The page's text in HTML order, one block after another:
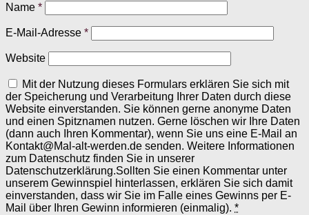
Name *
E-Mail-Adresse *
Website
Mit der Nutzung dieses Formulars erklären Sie sich mit
der Speicherung und Verarbeitung Ihrer Daten durch diese
Website einverstanden. Sie können gerne anonyme Daten
und einen Spitznamen nutzen. Gerne löschen wir Ihre Daten
(dann auch Ihren Kommentar), wenn Sie uns eine E-Mail an
Kontakt@Mal-alt-werden.de senden. Weitere Informationen
zum Datenschutz finden Sie in unserer
Datenschutzerklärung.Sollten Sie einen Kommentar unter
unserem Gewinnspiel hinterlassen, erklären Sie sich damit
einverstanden, dass wir Sie im Falle eines Gewinns per E-
Mail über Ihren Gewinn informieren (einmalig). *